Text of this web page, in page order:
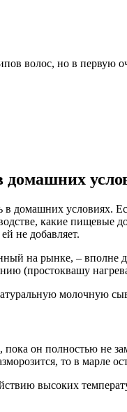
волос, но в первую
домашних
домашних условиях.
какие
не добавляет.
на рынке, –
(простоквашу
молочную
он полностью не
то в марле
высоких